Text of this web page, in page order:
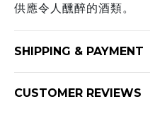
供應令人醺醉的酒類。
SHIPPING & PAYMENT
CUSTOMER REVIEWS